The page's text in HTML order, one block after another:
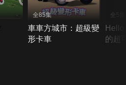
全85集
車車方城市：超級變
形卡車
全5集
的超